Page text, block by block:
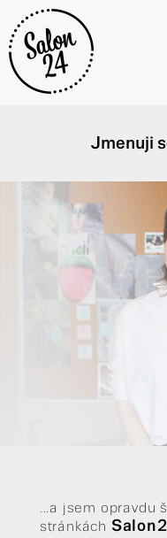
Jmenuji
...a jsem opravdu
stránkách